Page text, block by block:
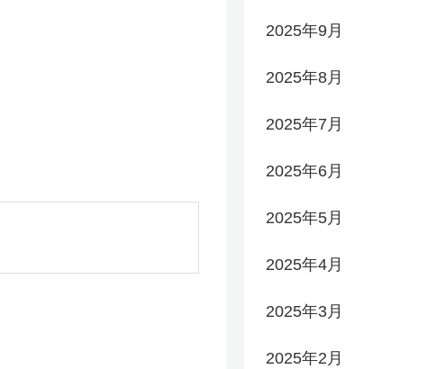
2025年9月
2025年8月
2025年7月
2025年6月
2025年5月
2025年4月
2025年3月
2025年2月